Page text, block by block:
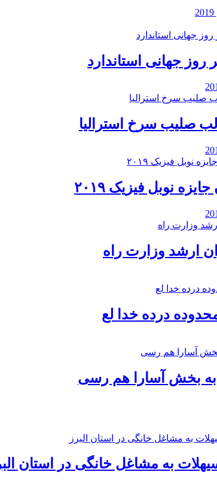
صلیب سرخ استرالیا
نوبل فیزیک ۲۰۱۹
ارشد وزارت راه
درده خدا لع
به بخش آسارا هم رسی
به مشاغل خانگی در استان